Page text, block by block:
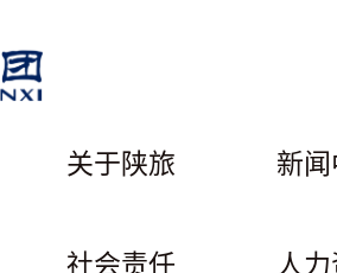
关于陕旅 新
社会责任 人